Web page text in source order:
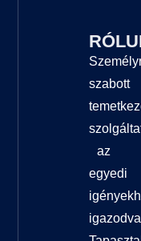
szabott
az
egyedi